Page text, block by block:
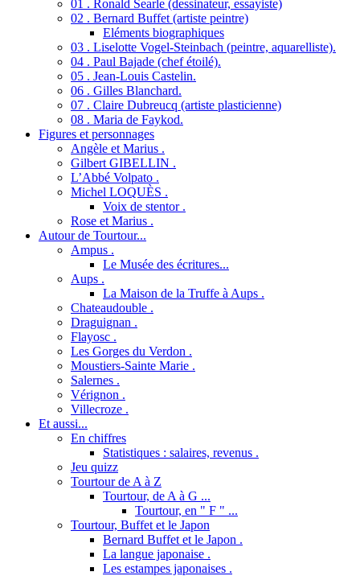
01 . Ronald Searle (dessinateur, essayiste)
02 . Bernard Buffet (artiste peintre)
Eléments biographiques
03 . Liselotte Vogel-Steinbach (peintre, aquarelliste).
04 . Paul Bajade (chef étoilé).
05 . Jean-Louis Castelin.
06 . Gilles Blanchard.
07 . Claire Dubreucq (artiste plasticienne)
08 . Maria de Faykod.
Figures et personnages
Angèle et Marius .
Gilbert GIBELLIN .
L’Abbé Volpato .
Michel LOQUÈS .
Voix de stentor .
Rose et Marius .
Autour de Tourtour...
Ampus .
Le Musée des écritures...
Aups .
La Maison de la Truffe à Aups .
Chateaudouble .
Draguignan .
Flayosc .
Les Gorges du Verdon .
Moustiers-Sainte Marie .
Salernes .
Vérignon .
Villecroze .
Et aussi...
En chiffres
Statistiques : salaires, revenus .
Jeu quizz
Tourtour de A à Z
Tourtour, de A à G ...
Tourtour, en " F " ...
Tourtour, Buffet et le Japon
Bernard Buffet et le Japon .
La langue japonaise .
Les estampes japonaises .